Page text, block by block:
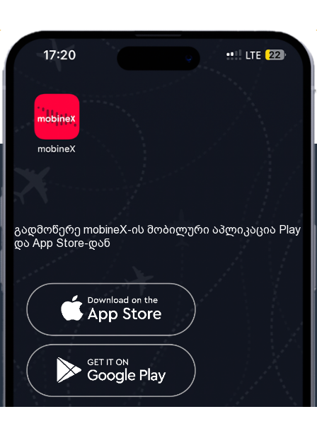
ჩვენ შესახებ
ჩვენი სერვისები
წესები და პირობები
კითხვები
კონტაქტი
საქართველო: თბილისი
ტელ: 032 2 04 00 50
ელ. ფოსტა:
info@mobinex.ge
სოციალური ქსელი
გადმოწერე mobineX-ის მობილური აპლიკაცია Play
და App Store-დან